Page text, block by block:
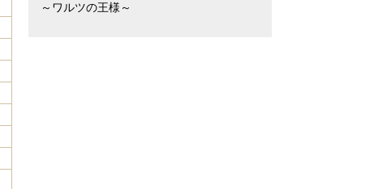
～ワルツの王様～